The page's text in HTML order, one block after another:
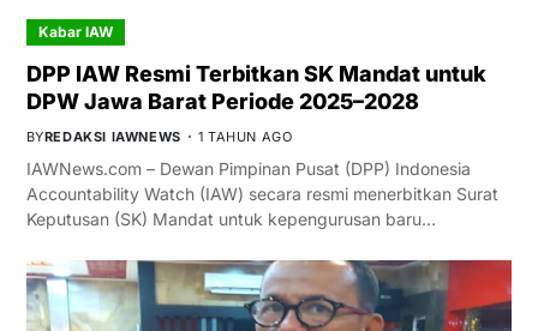
Kabar IAW
DPP IAW Resmi Terbitkan SK Mandat untuk
DPW Jawa Barat Periode 2025–2028
BYREDAKSI IAWNEWS 1 TAHUN AGO
IAWNews.com – Dewan Pimpinan Pusat (DPP) Indonesia
Accountability Watch (IAW) secara resmi menerbitkan Surat
Keputusan (SK) Mandat untuk kepengurusan baru…